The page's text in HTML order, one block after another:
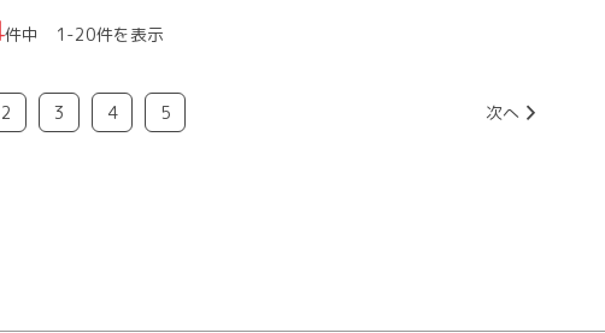
件中 1-20件を表示
2 3 4 5 次へ